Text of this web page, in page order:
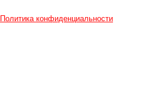
Политика конфиденциальности